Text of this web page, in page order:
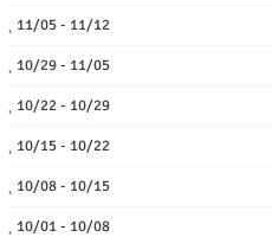
11/05 - 11/12
10/29 - 11/05
10/22 - 10/29
10/15 - 10/22
10/08 - 10/15
10/01 - 10/08